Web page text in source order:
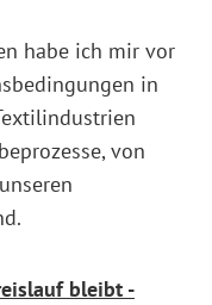
habe ich mir vor
in
von
bleibt -